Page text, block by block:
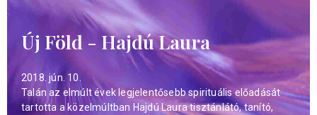
Új Föld - Hajdú Laura
2018. jún. 10.
Talán az elmúlt évek legjelentősebb spirituális előadását
tartotta a közelmúltban Hajdú Laura tisztánlátó, tanító,